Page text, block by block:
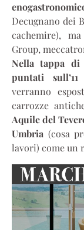
Decugnano dei
cachemire),
Group,
Nella tappa
puntati
verranno
carrozze
Aquile del
Umbria (cosa
lavori) come un